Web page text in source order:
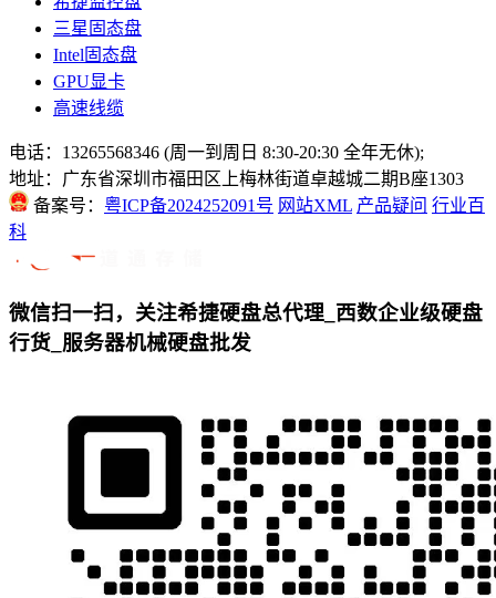
三星固态盘
Intel固态盘
GPU显卡
高速线缆
电话：13265568346 (周一到周日 8:30-20:30 全年无休);
地址：广东省深圳市福田区上梅林街道卓越城二期B座1303
备案号： 粤ICP备2024252091号 网站XML 产品疑问 行业百
科
微信扫一扫，关注希捷硬盘总代理_西数企业级硬盘
行货_服务器机械硬盘批发